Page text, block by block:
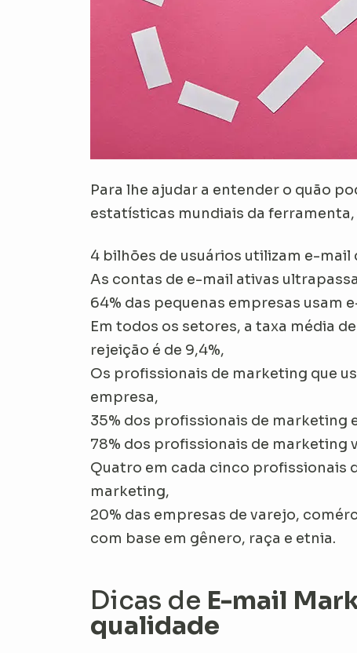
Para lhe ajudar a entender o quão
estatísticas mundiais da
4 bilhões de usuários utilizam e-mail
As contas de e-mail ativas
64% das pequenas empresas
Em todos os setores, a taxa média
rejeição é de 9,4%,
Os profissionais de marketing que
empresa,
35% dos profissionais de marketing
78% dos profissionais de marketing
Quatro em cada cinco profissionais
marketing,
20% das empresas de varejo,
com base em gênero, raça e etnia.
Dicas de E-mail
qualidade